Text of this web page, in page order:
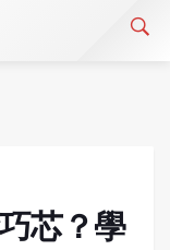
芯？學